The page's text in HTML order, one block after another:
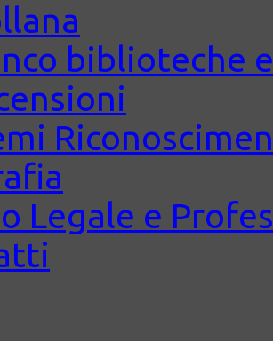
biblioteche
Legale e